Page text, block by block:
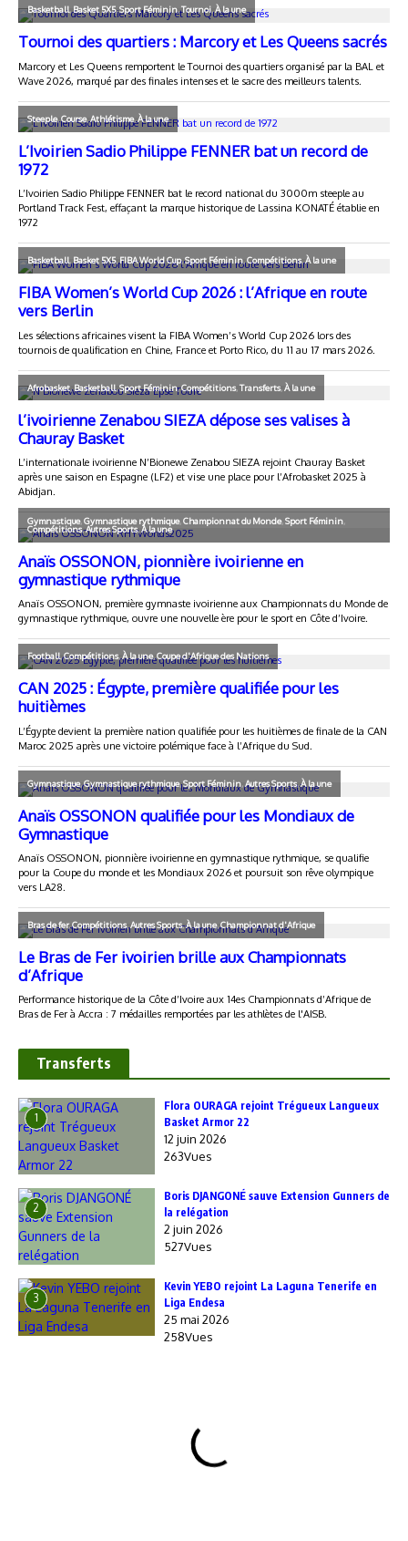
Transferts
1
Flora OURAGA rejoint Trégueux Langueux
Basket Armor 22
12 juin 2026
263Vues
2
Boris DJANGONÉ sauve Extension Gunners de
la relégation
2 juin 2026
527Vues
3
Kevin YEBO rejoint La Laguna Tenerife en
Liga Endesa
25 mai 2026
258Vues